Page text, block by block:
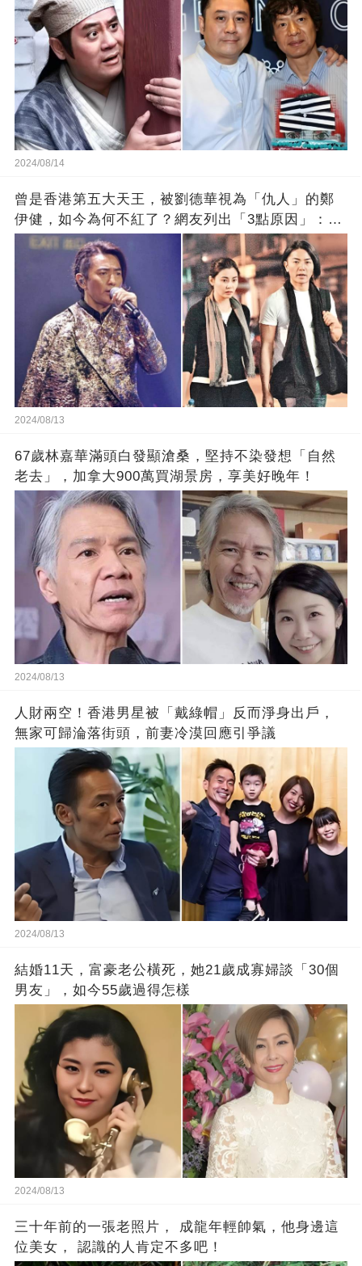
2024/08/14
曾是香港第五大天王，被劉德華視為「仇人」的鄭
伊健，如今為何不紅了？網友列出「3點原因」：太
真實
2024/08/13
67歲林嘉華滿頭白發顯滄桑，堅持不染發想「自然
老去」，加拿大900萬買湖景房，享美好晚年！
2024/08/13
人財兩空！香港男星被「戴綠帽」反而淨身出戶，
無家可歸淪落街頭，前妻冷漠回應引爭議
2024/08/13
結婚11天，富豪老公橫死，她21歲成寡婦談「30個
男友」，如今55歲過得怎樣
2024/08/13
三十年前的一張老照片， 成龍年輕帥氣，他身邊這
位美女， 認識的人肯定不多吧！